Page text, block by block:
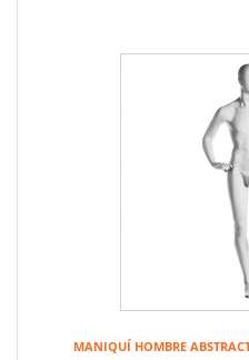
MANIQUÍ HOMBRE